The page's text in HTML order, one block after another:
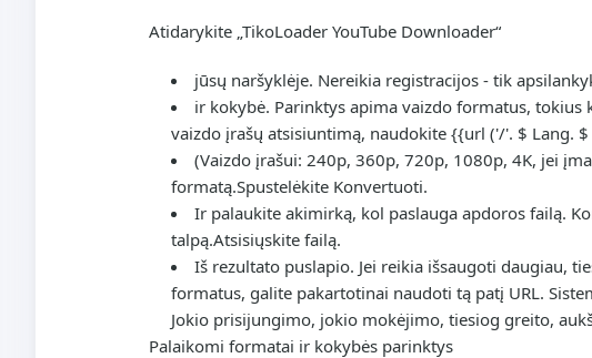
Atidarykite „TikoLoader YouTube Downloader“
jūsų naršyklėje. Nereikia registracijos - tik
ir kokybė. Parinktys apima vaizdo formatus, tokius
vaizdo įrašų atsisiuntimą, naudokite {{url ('/'. $ Lang.
(Vaizdo įrašui: 240p, 360p, 720p, 1080p, 4K, jei
formatą.Spustelėkite Konvertuoti.
Ir palaukite akimirką, kol paslauga apdoros failą.
talpą.Atsisiųskite failą.
Iš rezultato puslapio. Jei reikia išsaugoti daugiau,
formatus, galite pakartotinai naudoti tą patį URL.
Jokio prisijungimo, jokio mokėjimo, tiesiog greito,
Palaikomi formatai ir kokybės parinktys